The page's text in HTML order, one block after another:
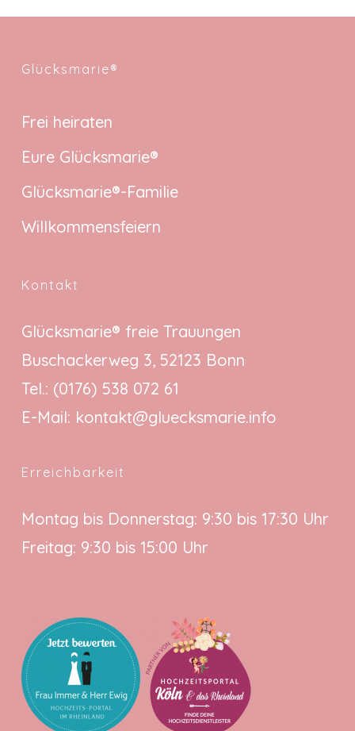
Glücksmarie®
Frei heiraten
Eure Glücksmarie®
Glücksmarie®-Familie
Willkommensfeiern
Kontakt
Glücksmarie® freie Trauungen
Buschackerweg 3, 52123 Bonn
Tel.: (0176) 538 072 61
E-Mail: kontakt@gluecksmarie.info
Erreichbarkeit
Montag bis Donnerstag: 9:30 bis 17:30 Uhr
Freitag: 9:30 bis 15:00 Uhr